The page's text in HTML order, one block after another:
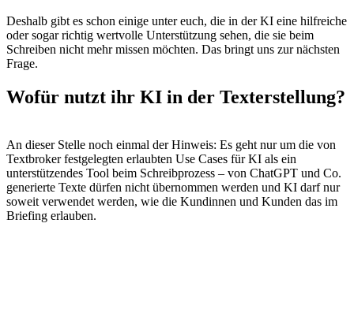
Deshalb gibt es schon einige unter euch, die in der KI eine hilfreiche
oder sogar richtig wertvolle Unterstützung sehen, die sie beim
Schreiben nicht mehr missen möchten. Das bringt uns zur nächsten
Frage.
Wofür nutzt ihr KI in der Texterstellung?
An dieser Stelle noch einmal der Hinweis: Es geht nur um die von
Textbroker festgelegten erlaubten Use Cases für KI als ein
unterstützendes Tool beim Schreibprozess – von ChatGPT und Co.
generierte Texte dürfen nicht übernommen werden und KI darf nur
soweit verwendet werden, wie die Kundinnen und Kunden das im
Briefing erlauben.